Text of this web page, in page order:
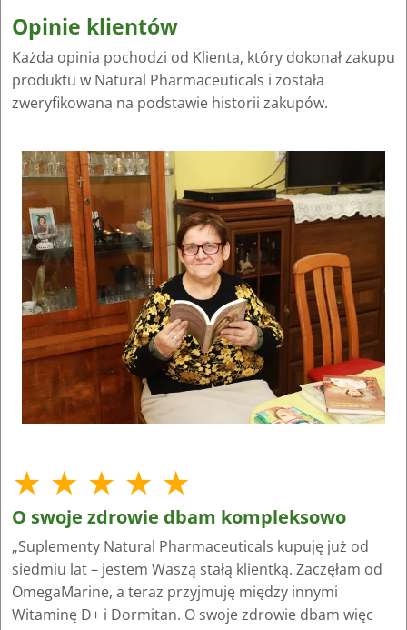
Opinie klientów
Każda opinia pochodzi od Klienta, który dokonał zakupu
produktu w Natural Pharmaceuticals i została
zweryfikowana na podstawie historii zakupów.
★ ★ ★ ★ ★
O swoje zdrowie dbam kompleksowo
„Suplementy Natural Pharmaceuticals kupuję już od
siedmiu lat – jestem Waszą stałą klientką. Zaczęłam od
OmegaMarine, a teraz przyjmuję między innymi
Witaminę D+ i Dormitan. O swoje zdrowie dbam więc